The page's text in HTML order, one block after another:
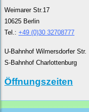
Weimarer Str.17
10625 Berlin
Tel.: +49 (0)30 32708777
U-Bahnhof Wilmersdorfer Str.
S-Bahnhof Charlottenburg
Öffnungszeiten